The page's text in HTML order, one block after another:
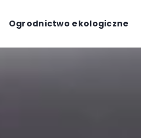
Ogrodnictwo ekologiczne